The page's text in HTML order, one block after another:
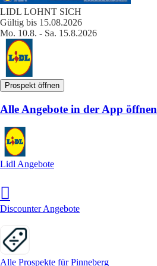
LIDL LOHNT SICH
Gültig bis 15.08.2026
Mo. 10.8. - Sa. 15.8.2026
Prospekt öffnen
Alle Angebote in der App öffnen
Lidl Angebote
Discounter Angebote
Alle Prospekte für Pinneberg